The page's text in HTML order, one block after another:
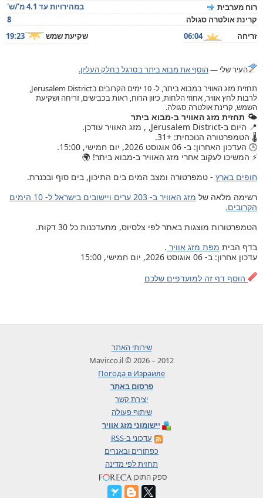
רוח מערבית
במהירויות עד 4.1 מ'/ש'
קרינת אולטרה סגולה
8
זריחה
06:04 שקיעת שמש 19:23
העיר שלי —הוסף את מבוא ביתר בסרגל בחלק העליון.
תחזית מזג האוויר במבוא ביתר, ל- 10 ימים הקרובים בJerusalem District,
לרבות לחץ אוויר, אחוזי הלחות, כיוון הרוח, ראות בכבישים, זריחה ושקיעת
השמש, קרינת אולטרה סגולה.
🌤️ תחזית מזג האוויר ב-מבוא ביתר
📍 היום ב-Jerusalem District, , מזג האוויר עודכן.
🌡️ הטמפרטורה הנוכחית: +31.
🕒 העדכון האחרון: ב- 06 אוגוסט 2026, יום חמישי, 15:00.
⚡ המשיכו לעקוב אחרי מזג האוויר ב-מבוא ביתר! 🌍
חופים בארץ - טמפרטורה ומצב המים בים התיכון, בים סוף ובכנרת.
רשימה מלאה של
מזג האוויר ב- 203 ערים ויישובים בישראל ל- 10 הימים
הקרובים.
הטמפרטורות מוצגות באתר לפי צלסיוס, מתעדכנות כל 30 דקות.
בדף הבית מפת מזג אוויר .
עדכון אחרון: ב- 06 אוגוסט 2026, יום חמישי, 15:00
הוסף דף זה למועדפים שלכם
שירותי האתר
2012 – 2026 © Mavir.co.il
Погода в Израиле
פרסום באתר
יצירת קשר
שיתוף פעולה
יישומוני מזג אוויר
עדכוני ב-RSS
כפתורים ובאנרים
תחזית לפי מדינה
ספק התוכן